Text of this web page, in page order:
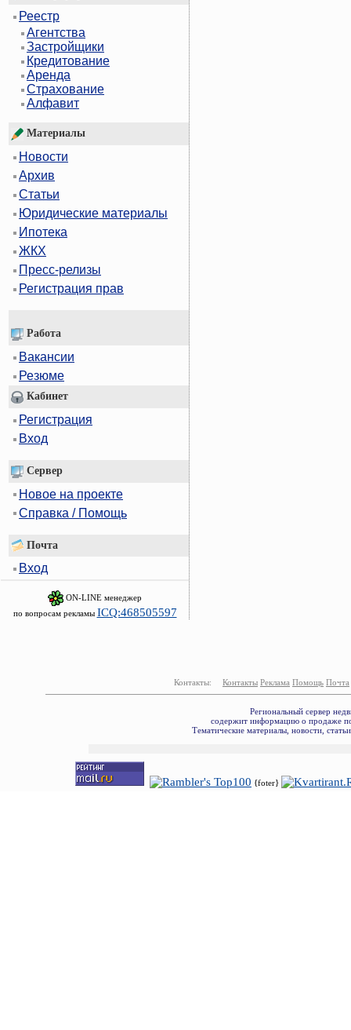
Реестр
Агентства
Застройщики
Кредитование
Аренда
Страхование
Алфавит
Материалы
Новости
Архив
Статьи
Юридические материалы
Ипотека
ЖКХ
Пресс-релизы
Регистрация прав
Работа
Вакансии
Резюме
Кабинет
Регистрация
Вход
Сервер
Новое на проекте
Справка / Помощь
Почта
Вход
ON-LINE менеджер
по вопросам рекламы ICQ:468505597
Контакты: Контакты Реклама Помощь Почта
Региональный сервер
содержит информацию о продаже
Тематические материалы, новости,
{foter}